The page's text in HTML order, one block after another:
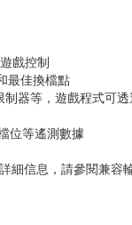
戲控制
最佳換檔點
器等，遊戲程式可
位等遙測數據
信息，請參閱兼容